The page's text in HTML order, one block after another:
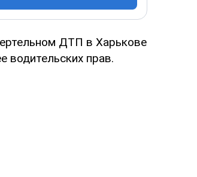
ДТП в Харькове
водительских прав.